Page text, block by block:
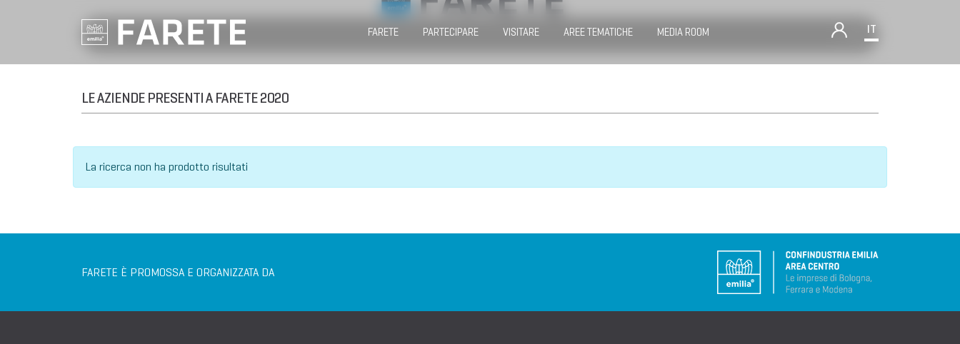
FARETE PARTECIPARE VISITARE AREE TEMATICHE MEDIA ROOM IT
LE AZIENDE PRESENTI A FARETE 2020
La ricerca non ha prodotto risultati
FARETE È PROMOSSA E ORGANIZZATA DA